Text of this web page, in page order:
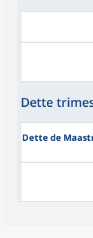
Dette
Dette de